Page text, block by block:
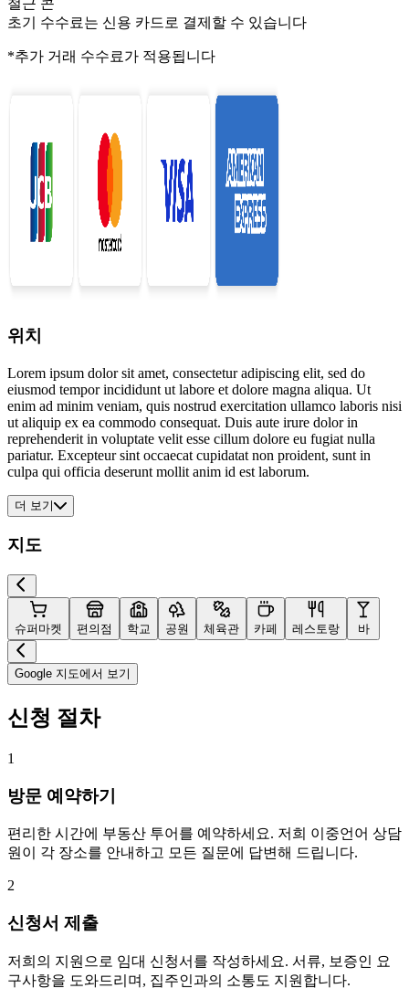
철근 콘
초기 수수료는 신용 카드로 결제할 수 있습니다
*추가 거래 수수료가 적용됩니다
위치
Lorem ipsum dolor sit amet, consectetur adipiscing elit, sed do
eiusmod tempor incididunt ut labore et dolore magna aliqua. Ut
enim ad minim veniam, quis nostrud exercitation ullamco laboris nisi
ut aliquip ex ea commodo consequat. Duis aute irure dolor in
reprehenderit in voluptate velit esse cillum dolore eu fugiat nulla
pariatur. Excepteur sint occaecat cupidatat non proident, sunt in
culpa qui officia deserunt mollit anim id est laborum.
더 보기
지도
슈퍼마켓 편의점 학교 공원 체육관 카페 레스토랑 바
Google 지도에서 보기
신청 절차
1
방문 예약하기
편리한 시간에 부동산 투어를 예약하세요. 저희 이중언어 상담
원이 각 장소를 안내하고 모든 질문에 답변해 드립니다.
2
신청서 제출
저희의 지원으로 임대 신청서를 작성하세요. 서류, 보증인 요
구사항을 도와드리며, 집주인과의 소통도 지원합니다.